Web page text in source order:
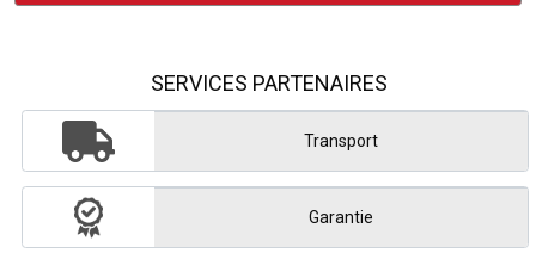
SERVICES PARTENAIRES
Transport
Garantie